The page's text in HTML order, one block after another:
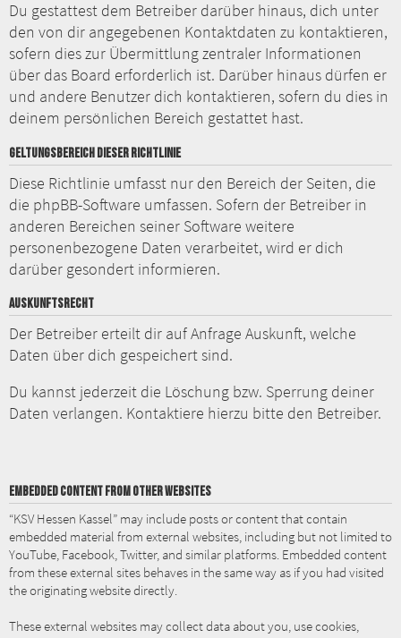
Du gestattest dem Betreiber darüber hinaus, dich unter
den von dir angegebenen Kontaktdaten zu kontaktieren,
sofern dies zur Übermittlung zentraler Informationen
über das Board erforderlich ist. Darüber hinaus dürfen er
und andere Benutzer dich kontaktieren, sofern du dies in
deinem persönlichen Bereich gestattet hast.
GELTUNGSBEREICH DIESER RICHTLINIE
Diese Richtlinie umfasst nur den Bereich der Seiten, die
die phpBB-Software umfassen. Sofern der Betreiber in
anderen Bereichen seiner Software weitere
personenbezogene Daten verarbeitet, wird er dich
darüber gesondert informieren.
AUSKUNFTSRECHT
Der Betreiber erteilt dir auf Anfrage Auskunft, welche
Daten über dich gespeichert sind.
Du kannst jederzeit die Löschung bzw. Sperrung deiner
Daten verlangen. Kontaktiere hierzu bitte den Betreiber.
EMBEDDED CONTENT FROM OTHER WEBSITES
“KSV Hessen Kassel” may include posts or content that contain
embedded material from external websites, including but not limited to
YouTube, Facebook, Twitter, and similar platforms. Embedded content
from these external sites behaves in the same way as if you had visited
the originating website directly.
These external websites may collect data about you, use cookies,